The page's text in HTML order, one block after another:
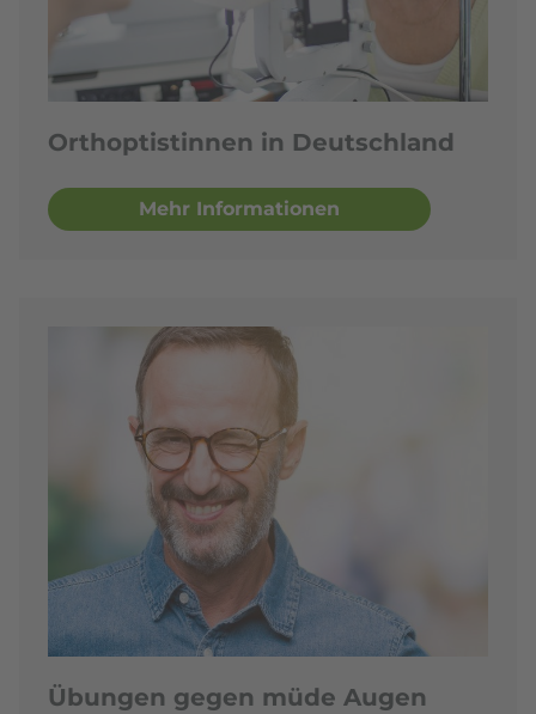
Orthoptistinnen in Deutschland
Mehr Informationen
Übungen gegen müde Augen